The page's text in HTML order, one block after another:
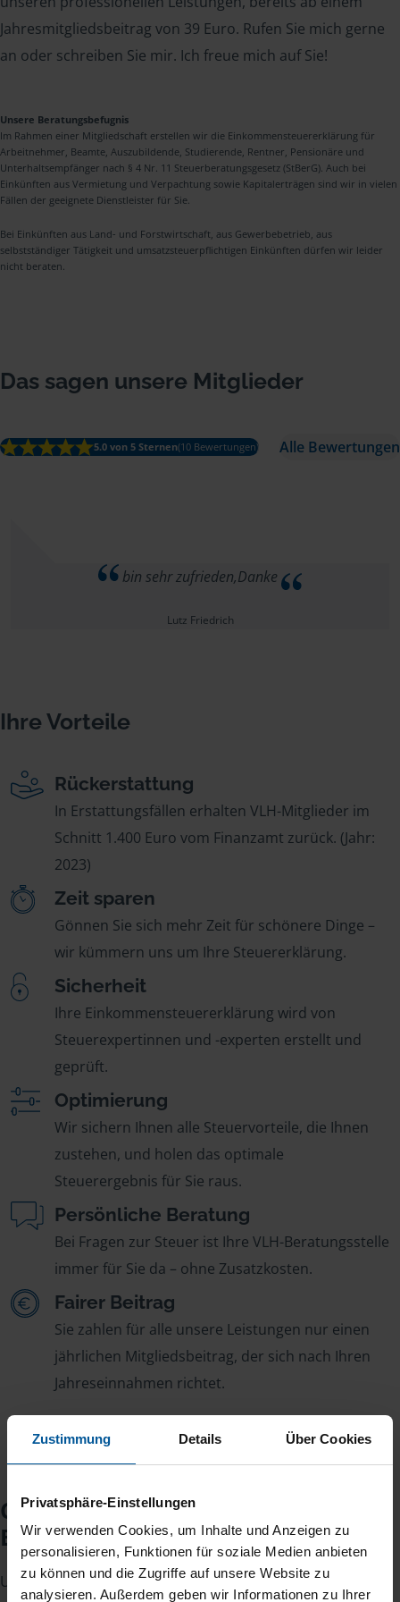
Zustimmung Details Über Cookies
Privatsphäre-Einstellungen
Wir verwenden Cookies, um Inhalte und Anzeigen zu
personalisieren, Funktionen für soziale Medien anbieten
zu können und die Zugriffe auf unsere Website zu
analysieren. Außerdem geben wir Informationen zu Ihrer
Jahresmitgliedsbeitrag von 39 Euro. Rufen Sie mich gerne
an oder schreiben Sie mir. Ich freue mich auf Sie!
Unsere Beratungsbefugnis
Im Rahmen einer Mitgliedschaft erstellen wir die Einkommensteuererklärung für
Arbeitnehmer, Beamte, Auszubildende, Studierende, Rentner, Pensionäre und
Unterhaltsempfänger nach § 4 Nr. 11 Steuerberatungsgesetz (StBerG). Auch bei
Einkünften aus Vermietung und Verpachtung sowie Kapitalerträgen sind wir in vielen
Fällen der geeignete Dienstleister für Sie.
Bei Einkünften aus Land- und Forstwirtschaft, aus Gewerbebetrieb, aus
selbstständiger Tätigkeit und umsatzsteuerpflichtigen Einkünften dürfen wir leider
nicht beraten.
Das sagen unsere Mitglieder
5.0 von 5 Sternen(10 Bewertungen) Alle Bewertungen
bin sehr zufrieden,Danke
Lutz Friedrich
Ihre Vorteile
Rückerstattung
In Erstattungsfällen erhalten VLH-Mitglieder im
Schnitt 1.400 Euro vom Finanzamt zurück. (Jahr:
2023)
Zeit sparen
Gönnen Sie sich mehr Zeit für schönere Dinge –
wir kümmern uns um Ihre Steuererklärung.
Sicherheit
Ihre Einkommensteuererklärung wird von
Steuerexpertinnen und -experten erstellt und
geprüft.
Optimierung
Wir sichern Ihnen alle Steuervorteile, die Ihnen
zustehen, und holen das optimale
Steuerergebnis für Sie raus.
Persönliche Beratung
Bei Fragen zur Steuer ist Ihre VLH-Beratungsstelle
immer für Sie da – ohne Zusatzkosten.
Fairer Beitrag
Sie zahlen für alle unsere Leistungen nur einen
jährlichen Mitgliedsbeitrag, der sich nach Ihren
Jahreseinnahmen richtet.
Checkliste für Ihr
Beratungsgespräch
Um Ihre Steuererklärung erstellen zu können, benötigen